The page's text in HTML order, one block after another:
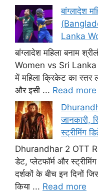
बांग्लादेश
Lanka
बांग्लादेश महिला बनाम
Women vs Sri Lanka
में महिला क्रिकेट का स्तर
और इसी ... Read more
जानकारी,
स्ट्रीमिंग
Dhurandhar 2 OTT
डेट, प्लेटफॉर्म और
दर्शकों के बीच इन दिनों
किया ... Read more